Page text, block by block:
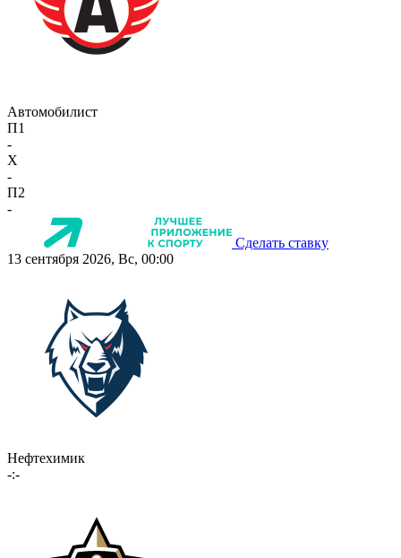
Автомобилист
П1
-
X
-
П2
-
Сделать ставку
13 сентября 2026, Вс, 00:00
Нефтехимик
-:-